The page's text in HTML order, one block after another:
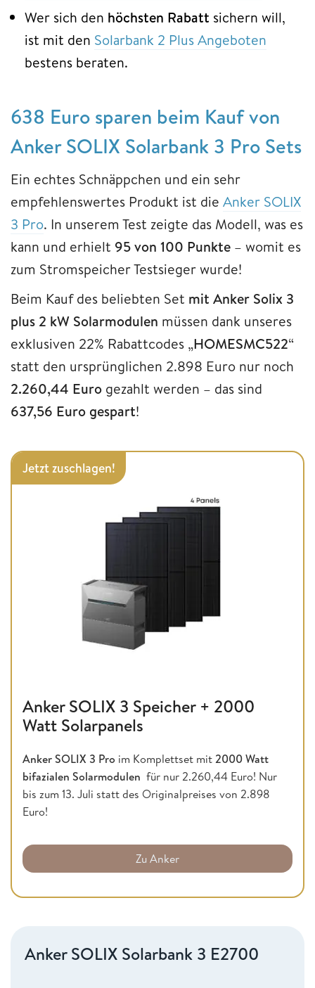
Wer sich den höchsten Rabatt sichern will,
ist mit den Solarbank 2 Plus Angeboten
bestens beraten.
638 Euro sparen beim Kauf von
Anker SOLIX Solarbank 3 Pro Sets
Ein echtes Schnäppchen und ein sehr
empfehlenswertes Produkt ist die Anker SOLIX
3 Pro. In unserem Test zeigte das Modell, was es
kann und erhielt 95 von 100 Punkte – womit es
zum Stromspeicher Testsieger wurde!
Beim Kauf des beliebten Set mit Anker Solix 3
plus 2 kW Solarmodulen müssen dank unseres
exklusiven 22% Rabattcodes „HOMESMC522“
statt den ursprünglichen 2.898 Euro nur noch
2.260,44 Euro gezahlt werden – das sind
637,56 Euro gespart!
Jetzt zuschlagen!
Anker SOLIX 3 Speicher + 2000
Watt Solarpanels
Anker SOLIX 3 Pro im Komplettset mit2000 Watt
bifazialen Solarmodulen für nur 2.260,44 Euro! Nur
bis zum 13. Juli statt des Originalpreises von 2.898
Euro!
Zu Anker
Anker SOLIX Solarbank 3 E2700